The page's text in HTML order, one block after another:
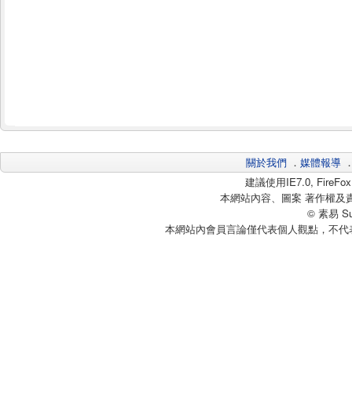
關於我們 ． 媒體報導
建議使用IE7.0,
本網站內容、圖案 著作權及
© 素易
本網站內會員言論僅代表個人觀點，不